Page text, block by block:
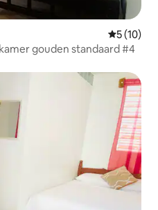
5 (10)
gouden standaard #4